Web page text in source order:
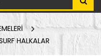
HALKALAR